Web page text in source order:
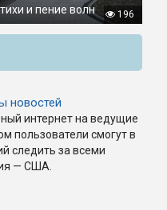
и пение волн 196
новостей
интернет на ведущие
пользователи смогут в
следить за всеми
— США.